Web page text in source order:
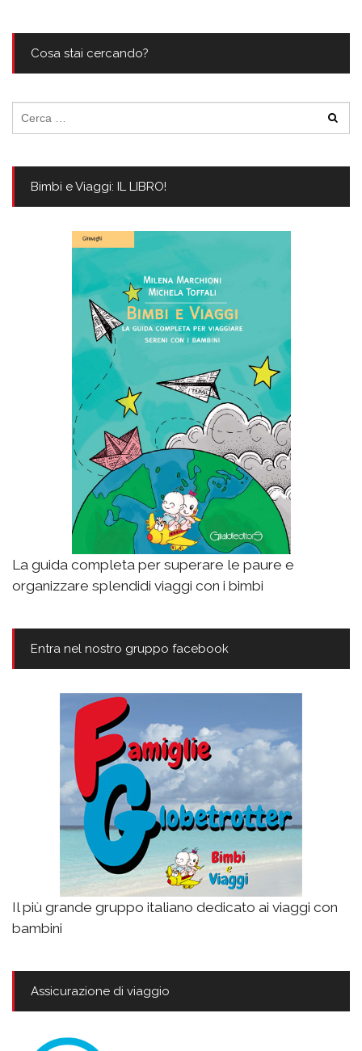
Cosa stai cercando?
per:
Bimbi e Viaggi: IL LIBRO!
La guida completa per superare le paure e
organizzare splendidi viaggi con i bimbi
Entra nel nostro gruppo facebook
Il più grande gruppo italiano dedicato ai viaggi con
bambini
Assicurazione di viaggio